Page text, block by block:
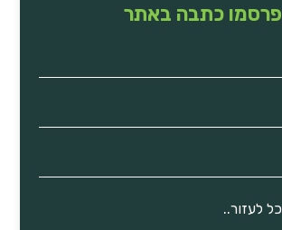
פרסמו כתבה באתר